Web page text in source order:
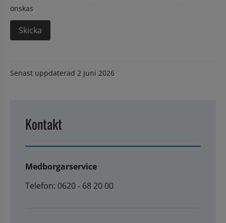
önskas
Senast uppdaterad 2 juni 2026
Kontakt
Medborgarservice
Telefon: 0620 - 68 20 00